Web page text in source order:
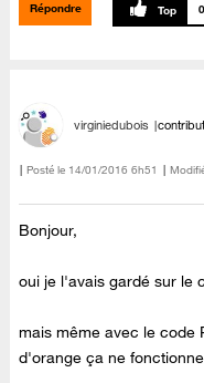
Répondre 0
virginiedubois
Posté le ‎14/01/2016 6h51
Bonjour,
oui je l'avais gardé sur le
mais même avec le code
d'orange ça ne